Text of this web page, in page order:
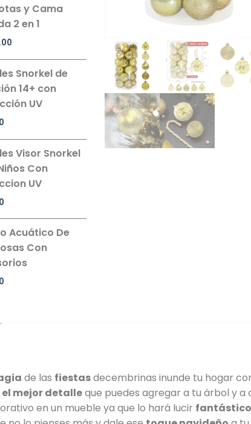
y Cama
2 en 1
Snorkel de
14+ con
UV
Visor Snorkel
Con
UV
Acuático De
Con
de las fiestasdecembrinas inunde tu hogar
el mejor detalleque puedes agregar a tu árbol y a
en un mueble ya que lo hará lucir fantástico